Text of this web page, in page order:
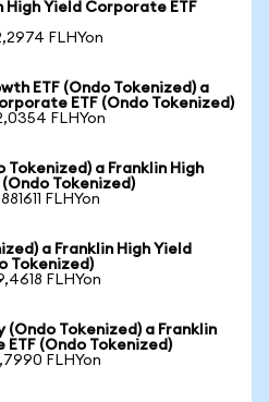
High Yield Corporate ETF
FLHYon
ETF (Ondo Tokenized) a
ETF (Ondo Tokenized)
FLHYon
Tokenized) a Franklin High
Tokenized)
FLHYon
a Franklin High Yield
Tokenized)
FLHYon
Tokenized) a Franklin
(Ondo Tokenized)
FLHYon